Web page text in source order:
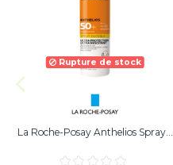
Rupture de stock
La Roche-Posay Anthelios Spray...